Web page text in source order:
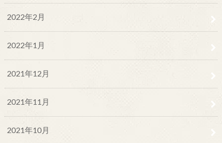
2022年2月
2022年1月
2021年12月
2021年11月
2021年10月